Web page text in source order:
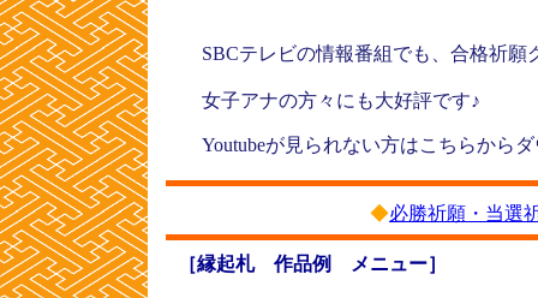
SBCテレビの情報番組でも、合格祈
女子アナの方々
Youtubeが見られない方はこちらから
◆必勝祈願・当選
［縁起札 作品例 メニュー］